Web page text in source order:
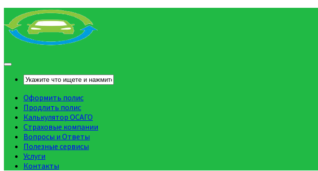
Оформить полис
Продлить полис
Калькулятор ОСАГО
Страховые компании
Вопросы и Ответы
Полезные сервисы
Услуги
Контакты